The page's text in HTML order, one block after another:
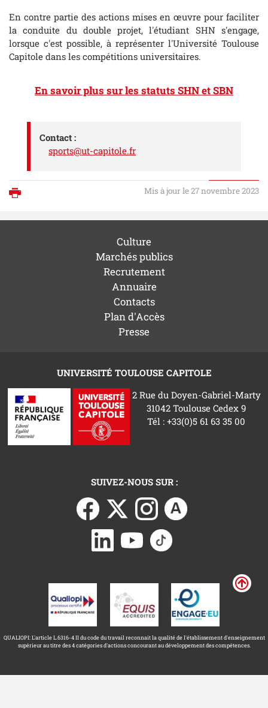
En contre partie des actions mises en œuvre pour faciliter
la conduite du double projet, l'étudiant SHN s'engage,
lorsque c'est possible, à représenter l'Université Toulouse
Capitole dans les compétitions universitaires.
En savoir plus sur les statuts SHN et SBN
Contact :
sports@ut-capitole.fr
Mis à jour le 27 novembre 2023
Culture
Marchés publics
Recrutement
Annuaire
Contacts
Plan d'Accès
Presse
UNIVERSITÉ TOULOUSE CAPITOLE
2 Rue du Doyen-Gabriel-Marty
31042 Toulouse Cedex 9
Tél : +33(0)5 61 63 35 00
SUIVEZ-NOUS SUR :
QUALIOPI: L'article L.6316-4 II du code du travail reconnait la qualité de l'établissement d'enseignement
supérieur au titre des 4 catégories d'actions concourant au développement des compétences.